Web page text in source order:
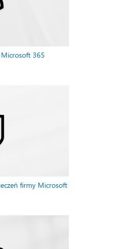
365
firmy Microsoft